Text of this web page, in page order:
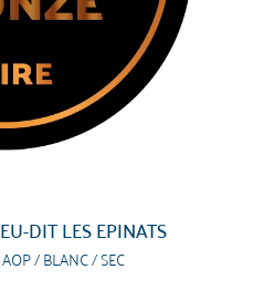
DIT LES EPINATS
/ BLANC / SEC